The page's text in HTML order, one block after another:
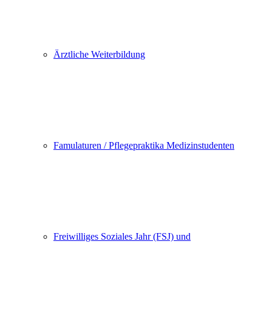
Ärztliche Weiterbildung
Famulaturen / Pflegepraktika Medizinstudenten
Freiwilliges Soziales Jahr (FSJ) und